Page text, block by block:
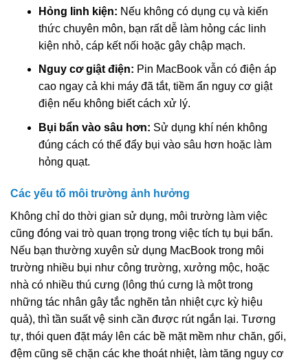
Hỏng linh kiện: Nếu không có dụng cụ và kiến
thức chuyên môn, bạn rất dễ làm hỏng các linh
kiện nhỏ, cáp kết nối hoặc gây chập mạch.
Nguy cơ giật điện: Pin MacBook vẫn có điện áp
cao ngay cả khi máy đã tắt, tiềm ẩn nguy cơ giật
điện nếu không biết cách xử lý.
Bụi bẩn vào sâu hơn: Sử dụng khí nén không
đúng cách có thể đẩy bụi vào sâu hơn hoặc làm
hỏng quạt.
Các yếu tố môi trường ảnh hưởng
Không chỉ do thời gian sử dụng, môi trường làm việc
cũng đóng vai trò quan trọng trong việc tích tụ bụi bẩn.
Nếu bạn thường xuyên sử dụng MacBook trong môi
trường nhiều bụi như công trường, xưởng mộc, hoặc
nhà có nhiều thú cưng (lông thú cưng là một trong
những tác nhân gây tắc nghẽn tản nhiệt cực kỳ hiệu
quả), thì tần suất vệ sinh cần được rút ngắn lại. Tương
tự, thói quen đặt máy lên các bề mặt mềm như chăn, gối,
đệm cũng sẽ chặn các khe thoát nhiệt, làm tăng nguy cơ